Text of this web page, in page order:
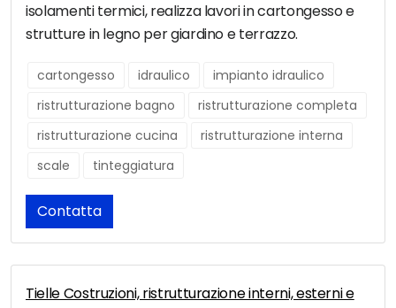
isolamenti termici, realizza lavori in cartongesso e
strutture in legno per giardino e terrazzo.
cartongesso idraulico
impianto idraulico
ristrutturazione bagno
ristrutturazione completa
ristrutturazione cucina
ristrutturazione interna
scale
tinteggiatura
Contatta
Tielle Costruzioni, ristrutturazione interni, esterni e